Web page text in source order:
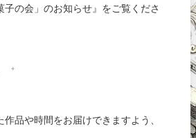
子の会」のお知らせ』をご覧くださ
゜
品や時間をお届けできますよう、